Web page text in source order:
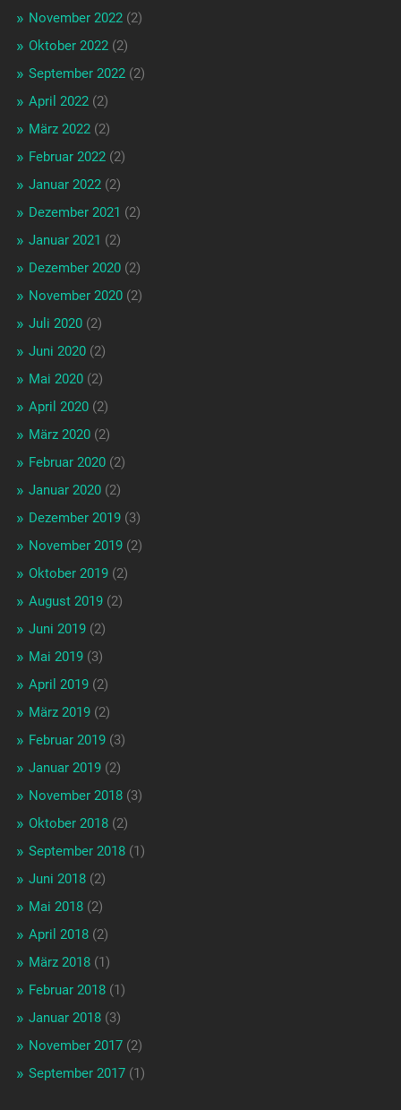
November 2022(2)
Oktober 2022(2)
September 2022(2)
April 2022(2)
März 2022(2)
Februar 2022(2)
Januar 2022(2)
Dezember 2021 (2)
Januar 2021 (2)
Dezember 2020(2)
November 2020(2)
Juli 2020(2)
Juni 2020(2)
Mai 2020(2)
April 2020(2)
März 2020(2)
Februar 2020(2)
Januar 2020(2)
Dezember 2019(3)
November 2019(2)
Oktober 2019(2)
August 2019(2)
Juni 2019(2)
Mai 2019(3)
April 2019(2)
März 2019(2)
Februar 2019(3)
Januar 2019(2)
November 2018(3)
Oktober 2018(2)
September 2018(1)
Juni 2018(2)
Mai 2018(2)
April 2018(2)
März 2018(1)
Februar 2018(1)
Januar 2018(3)
November 2017(2)
September 2017(1)